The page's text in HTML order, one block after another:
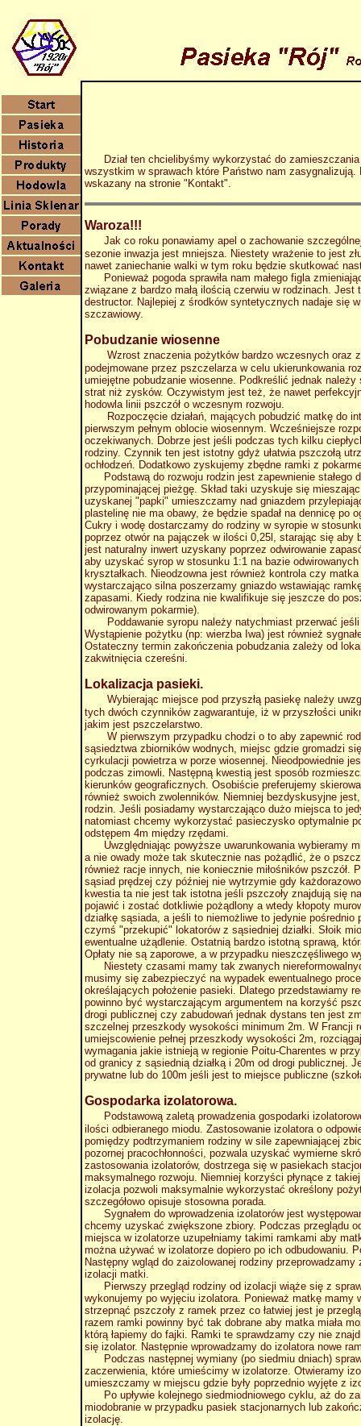
Dział ten chcielibyśmy wykorzystać do zamieszczania
wszystkim w sprawach które Państwo nam
wskazany na stronie "Kontakt".
Waroza!!!
Jak co roku ponawiamy apel o zachowanie
sezonie inwazja jest mniejsza. Niestety wrażenie to jest
nawet zaniechanie walki w tym roku będzie skutkować
Ponieważ pogoda sprawiła nam małego figla
związane z bardzo małą ilością czerwiu w rodzinach.
destructor. Najlepiej z środków syntetycznych nadaje się
szczawiowy.
Pobudzanie wiosenne
Wzrost znaczenia pożytków bardzo wczesnych oraz
podejmowane przez pszczelarza w celu ukierunkowania
umiejętne pobudzanie wiosenne. Podkreślić jednak
strat niż zysków. Oczywistym jest też, że nawet
hodowla linii pszczół o wczesnym rozwoju.
Rozpoczęcie działań, mających pobudzić matkę do
pierwszym pełnym oblocie wiosennym. Wcześniejsze
oczekiwanych. Dobrze jest jeśli podczas tych kilku
rodziny. Czynnik ten jest istotny gdyż ułatwia pszczołą
ochłodzeń. Dodatkowo zyskujemy zbędne ramki z
Podstawą do rozwoju rodzin jest zapewnienie stałego
przypominającej pieżgę. Skład taki uzyskuje się
uzyskanej "papki" umieszczamy nad gniazdem
plastelinę nie ma obawy, że będzie spadał na dennicę po
Cukry i wodę dostarczamy do rodziny w syropie w
poprzez otwór na pajączek w ilości 0,25l, starając się aby
jest naturalny inwert uzyskany poprzez odwirowanie
aby uzyskać syrop w stosunku 1:1 na bazie
kryształkach. Nieodzowna jest również kontrola czy
wystarczająco silna poszerzamy gniazdo wstawiając
zapasami. Kiedy rodzina nie kwalifikuje się jeszcze do
odwirowanym pokarmie).
Poddawanie syropu należy natychmiast przerwać jeśli
Wystąpienie pożytku (np: wierzba Iwa) jest również
Ostateczny termin zakończenia pobudzania zależy od
zakwitnięcia czereśni.
Lokalizacja pasieki.
Wybierając miejsce pod przyszłą pasiekę należy
tych dwóch czynników zagwarantuje, iż w przyszłości
jakim jest pszczelarstwo.
W pierwszym przypadku chodzi o to aby zapewnić
sąsiedztwa zbiorników wodnych, miejsc gdzie gromadzi
cyrkulacji powietrza w porze wiosennej. Nieodpowiednie
podczas zimowli. Następną kwestią jest sposób
kierunków geograficznych. Osobiście preferujemy
również swoich zwolenników. Niemniej bezdyskusyjne
rodzin. Jeśli posiadamy wystarczająco dużo miejsca to
natomiast chcemy wykorzystać pasieczysko optymalnie
odstępem 4m między rzędami.
Uwzględniając powyższe uwarunkowania wybieramy
a nie owady może tak skutecznie nas pożądlić, że o
również racje innych, nie koniecznie miłośników pszczół.
sąsiad prędzej czy później nie wytrzymie gdy
kwestia ta nie jest tak istotna jeśli pszczoły znajdują się
pojawić i zostać dotkliwie pożądlony a wtedy kłopoty
działkę sąsiada, a jeśli to niemożliwe to jedynie
czymś "przekupić" lokatorów z sąsiedniej działki. Słoik
ewentualne użądlenie. Ostatnią bardzo istotną sprawą,
Opłaty nie są zaporowe, a w przypadku nieszczęśliwego
Niestety czasami mamy tak zwanych
musimy się zabezpieczyć na wypadek ewentualnego
określających położenie pasieki. Dlatego przedstawiamy
powinno być wystarczającym argumentem na korzyść
drogi publicznej czy zabudowań jednak dystans ten jest
szczelnej przeszkody wysokości minimum 2m. W Francji
umiejscowienie pełnej przeszkody wysokości 2m,
wymagania jakie istnieją w regionie Poitu-Charentes w
od granicy z sąsiednią działką i 20m od drogi publicznej.
prywatne lub do 100m jeśli jest to miejsce publiczne
Gospodarka izolatorowa.
Podstawową zaletą prowadzenia gospodarki
ilości odbieranego miodu. Zastosowanie izolatora o
pomiędzy podtrzymaniem rodziny w sile zapewniającej
pozornej pracochłonności, pozwala uzyskać wymierne
zastosowania izolatorów, dostrzega się w pasiekach
maksymalnego rozwoju. Niemniej korzyści płynące z
izolacja pozwoli maksymalnie wykorzystać określony
szczegółowo opisuje stosowna porada.
Sygnałem do wprowadzenia izolatorów jest
chcemy uzyskać zwiększone zbiory. Podczas przeglądu
miejsca w izolatorze uzupełniamy takimi ramkami aby
można używać w izolatorze dopiero po ich odbudowaniu.
Następny wgląd do zaizolowanej rodziny
izolacji matki.
Pierwszy przegląd rodziny od izolacji wiąże się z
wykonujemy po wyjęciu izolatora. Ponieważ matkę
strzepnąć pszczoły z ramek przez co łatwiej jest je
razem ramki powinny być tak dobrane aby matka miała
którą łapiemy do fajki. Ramki te sprawdzamy czy nie
się izolator. Następnie wprowadzamy do izolatora nowe
Podczas następnej wymiany (po siedmiu dniach)
zaczerwienia, które umieścimy w izolatorze. Otwieramy
umieszczamy w miejscu gdzie były poprzednio wyjęte z
Po upływie kolejnego siedmiodniowego cyklu, aż do
miodobranie w przypadku pasiek stacjonarnych lub
izolację.